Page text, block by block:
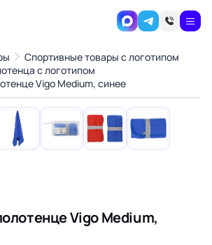
Спортивные товары с логотипом
с логотипом
Vigo Medium, синее
›
Vigo Medium,